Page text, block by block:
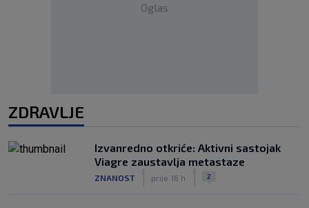
Oglas
ZDRAVLJE
Izvanredno otkriće: Aktivni sastojak
Viagre zaustavlja metastaze
ZNANOST prije 16 h 2